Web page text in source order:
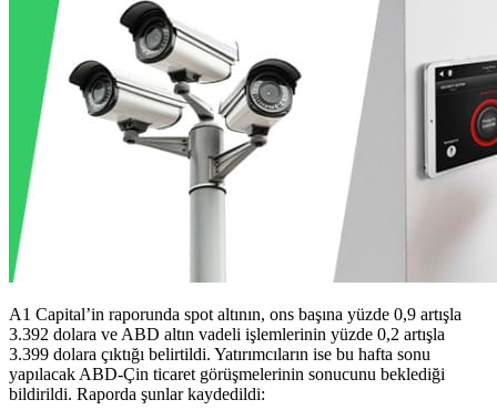
A1 Capital’in raporunda spot altının, ons başına yüzde 0,9 artışla
3.392 dolara ve ABD altın vadeli işlemlerinin yüzde 0,2 artışla
3.399 dolara çıktığı belirtildi. Yatırımcıların ise bu hafta sonu
yapılacak ABD-Çin ticaret görüşmelerinin sonucunu beklediği
bildirildi. Raporda şunlar kaydedildi: